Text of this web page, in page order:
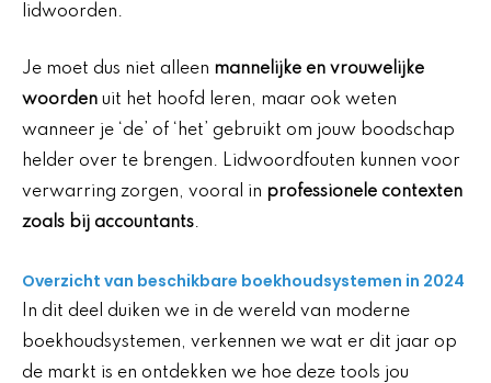
lidwoorden.
Je moet dus niet alleen mannelijke en vrouwelijke
woorden uit het hoofd leren, maar ook weten
wanneer je ‘de’ of ‘het’ gebruikt om jouw boodschap
helder over te brengen. Lidwoordfouten kunnen voor
verwarring zorgen, vooral in professionele contexten
zoals bij accountants.
Overzicht van beschikbare boekhoudsystemen in 2024
In dit deel duiken we in de wereld van moderne
boekhoudsystemen, verkennen we wat er dit jaar op
de markt is en ontdekken we hoe deze tools jou